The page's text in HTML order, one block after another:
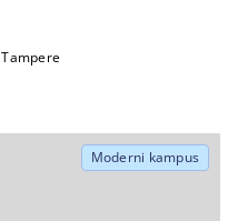
Moderni kampus